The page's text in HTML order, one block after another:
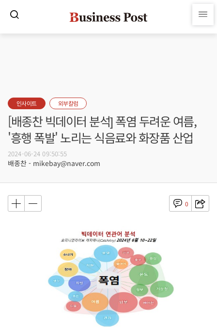
인사이트 외부칼럼
[배종찬 빅데이터 분석] 폭염 두려운 여름,
'흥행 폭발' 노리는 식음료와 화장품 산업
2024-06-24 09:50:55
배종찬 - mikebay@naver.com
0